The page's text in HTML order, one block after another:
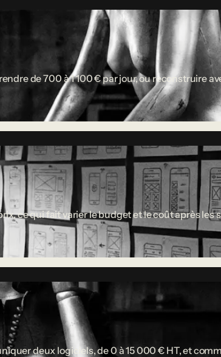
de 700 à 1 100 € par jour, ou reconstruire
ce qui fait varier le budget et le coût après les
deux logiciels, de 0 à 15 000 € HT, et